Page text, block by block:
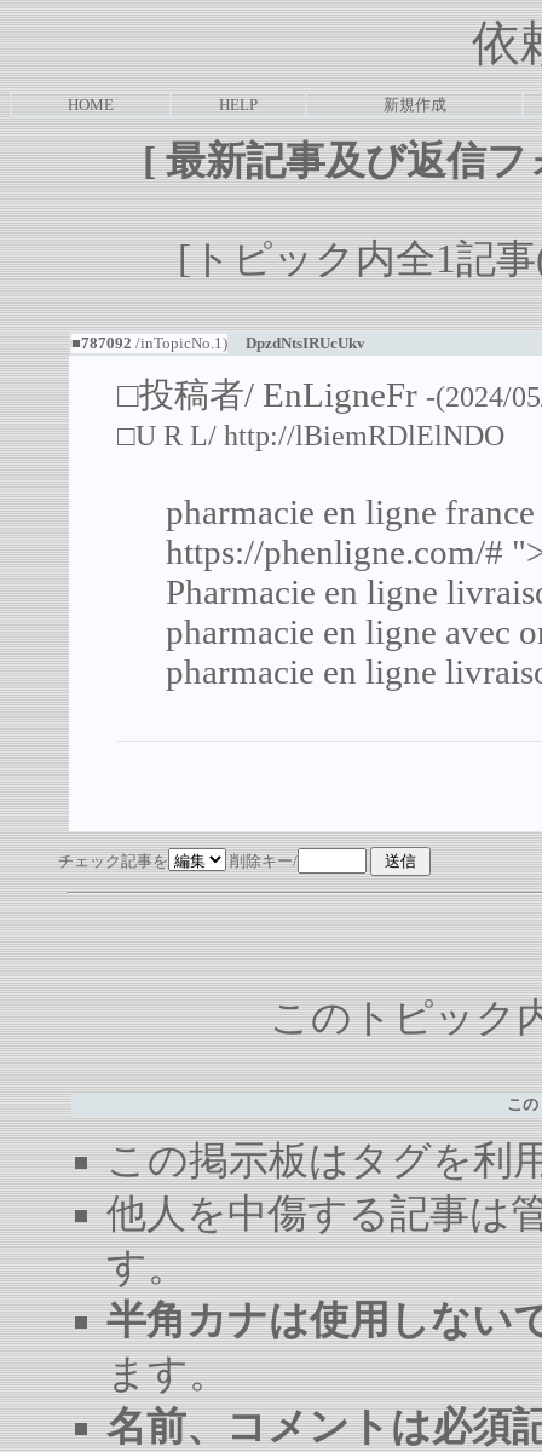
依
HOME HELP 新規作成
[最新記事及び返信
[トピック内全1記
■787092 /inTopicNo.1) DpzdNtsIRUcUkv
□投稿者/ EnLigneFr -(2024/
□U R L/ http://lBiemRDlElNDO
pharmacie en ligne
https://phenligne.com/#
Pharmacie en ligne
pharmacie en ligne avec
pharmacie en ligne
チェック記事を 削除キー/
このトピック
こ
この掲示板はタグを利
他人を中傷する記事は
す。
半角カナは使用しない
ます。
名前、コメントは必須